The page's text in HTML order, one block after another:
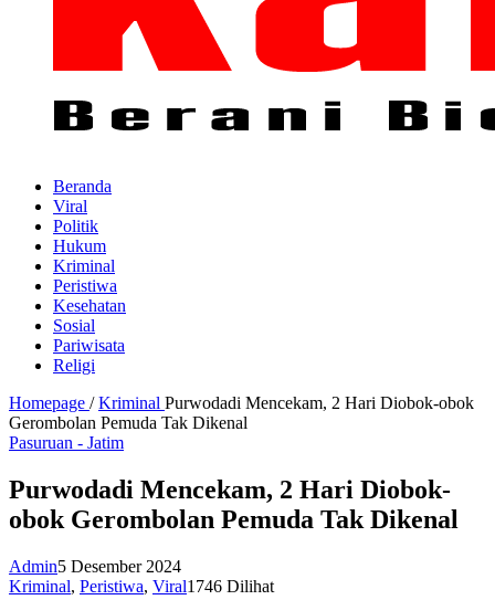
Beranda
Viral
Politik
Hukum
Kriminal
Peristiwa
Kesehatan
Sosial
Pariwisata
Religi
Homepage / Kriminal Purwodadi Mencekam, 2 Hari Diobok-obok
Gerombolan Pemuda Tak Dikenal
Pasuruan - Jatim
Purwodadi Mencekam, 2 Hari Diobok-
obok Gerombolan Pemuda Tak Dikenal
Admin5 Desember 2024
Kriminal, Peristiwa, Viral1746 Dilihat